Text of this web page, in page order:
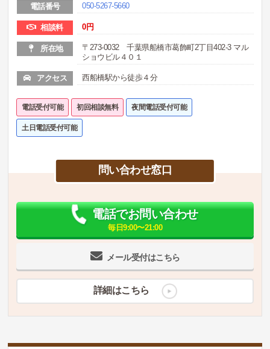
電話番号 050-5267-5660
相談料 0円
所在地
〒273-0032 千葉県船橋市葛飾町2丁目402-3 マル
ショウビル４０１
アクセス 西船橋駅から徒歩４分
電話受付可能 初回相談無料 夜間電話受付可能
土日電話受付可能
問い合わせ窓口
メール受付はこちら
電話でお問い合わせ
毎日9:00〜21:00
詳細はこちら